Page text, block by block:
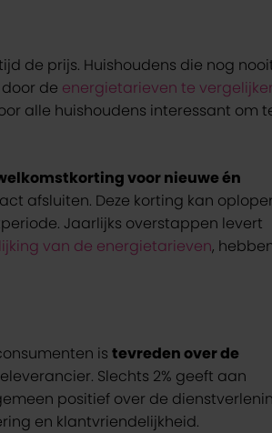
de prijs. Huishoudens die nog
de energietarieven te
alle huishoudens interessant om
voor nieuwe én
afsluiten. Deze korting kan
Jaarlijks overstappen levert
van de energietarieven,
is tevreden over de
Slechts 2% geeft aan
positief over de
en klantvriendelijkheid.